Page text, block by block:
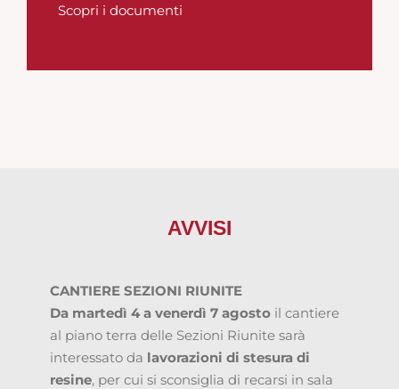
Scopri i documenti
AVVISI
CANTIERE SEZIONI RIUNITE
Da martedì 4 a venerdì 7 agosto il cantiere
al piano terra delle Sezioni Riunite sarà
interessato da lavorazioni di stesura di
resine, per cui si sconsiglia di recarsi in sala